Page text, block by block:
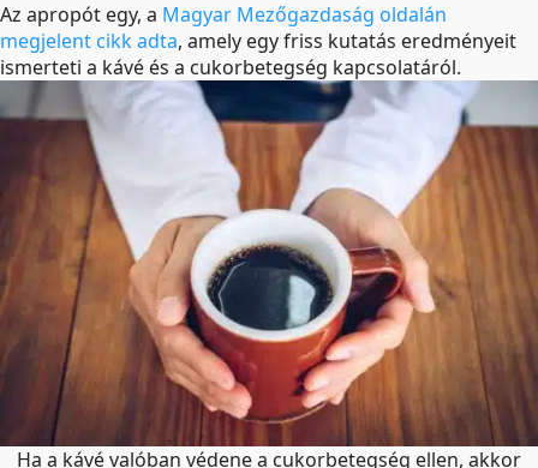
Az apropót egy, a Magyar Mezőgazdaság oldalán
megjelent cikk adta, amely egy friss kutatás eredményeit
ismerteti a kávé és a cukorbetegség kapcsolatáról.
Ha a kávé valóban védene a cukorbetegség ellen, akkor